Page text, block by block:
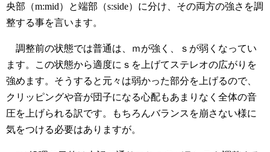
央部（m:mid）と端部（s:side）に分け、その両方の強さを調
整する事を言います。
調整前の状態では普通は、ｍが強く、ｓが弱くなってい
ます。この状態から適度にｓを上げてステレオの広がりを
強めます。そうすると元々は弱かった部分を上げるので、
クリッピングや音が団子になる心配もあまりなく全体の音
圧を上げられる訳です。もちろんバランスを崩さない様に
気をつける必要はありますが。